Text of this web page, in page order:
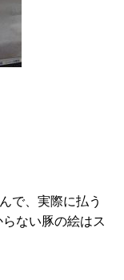
で、実際に払う
ない豚の絵はス